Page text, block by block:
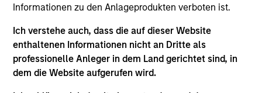
Informationen zu den Anlageprodukten verboten ist.
Ich verstehe auch, dass die auf dieser Website
enthaltenen Informationen nicht an Dritte als
professionelle Anleger in dem Land gerichtet sind, in
dem die Website aufgerufen wird.
vice president, new indices, and was a consultant
Ibrahim earned a B.S. and an M.S. from Philipps-